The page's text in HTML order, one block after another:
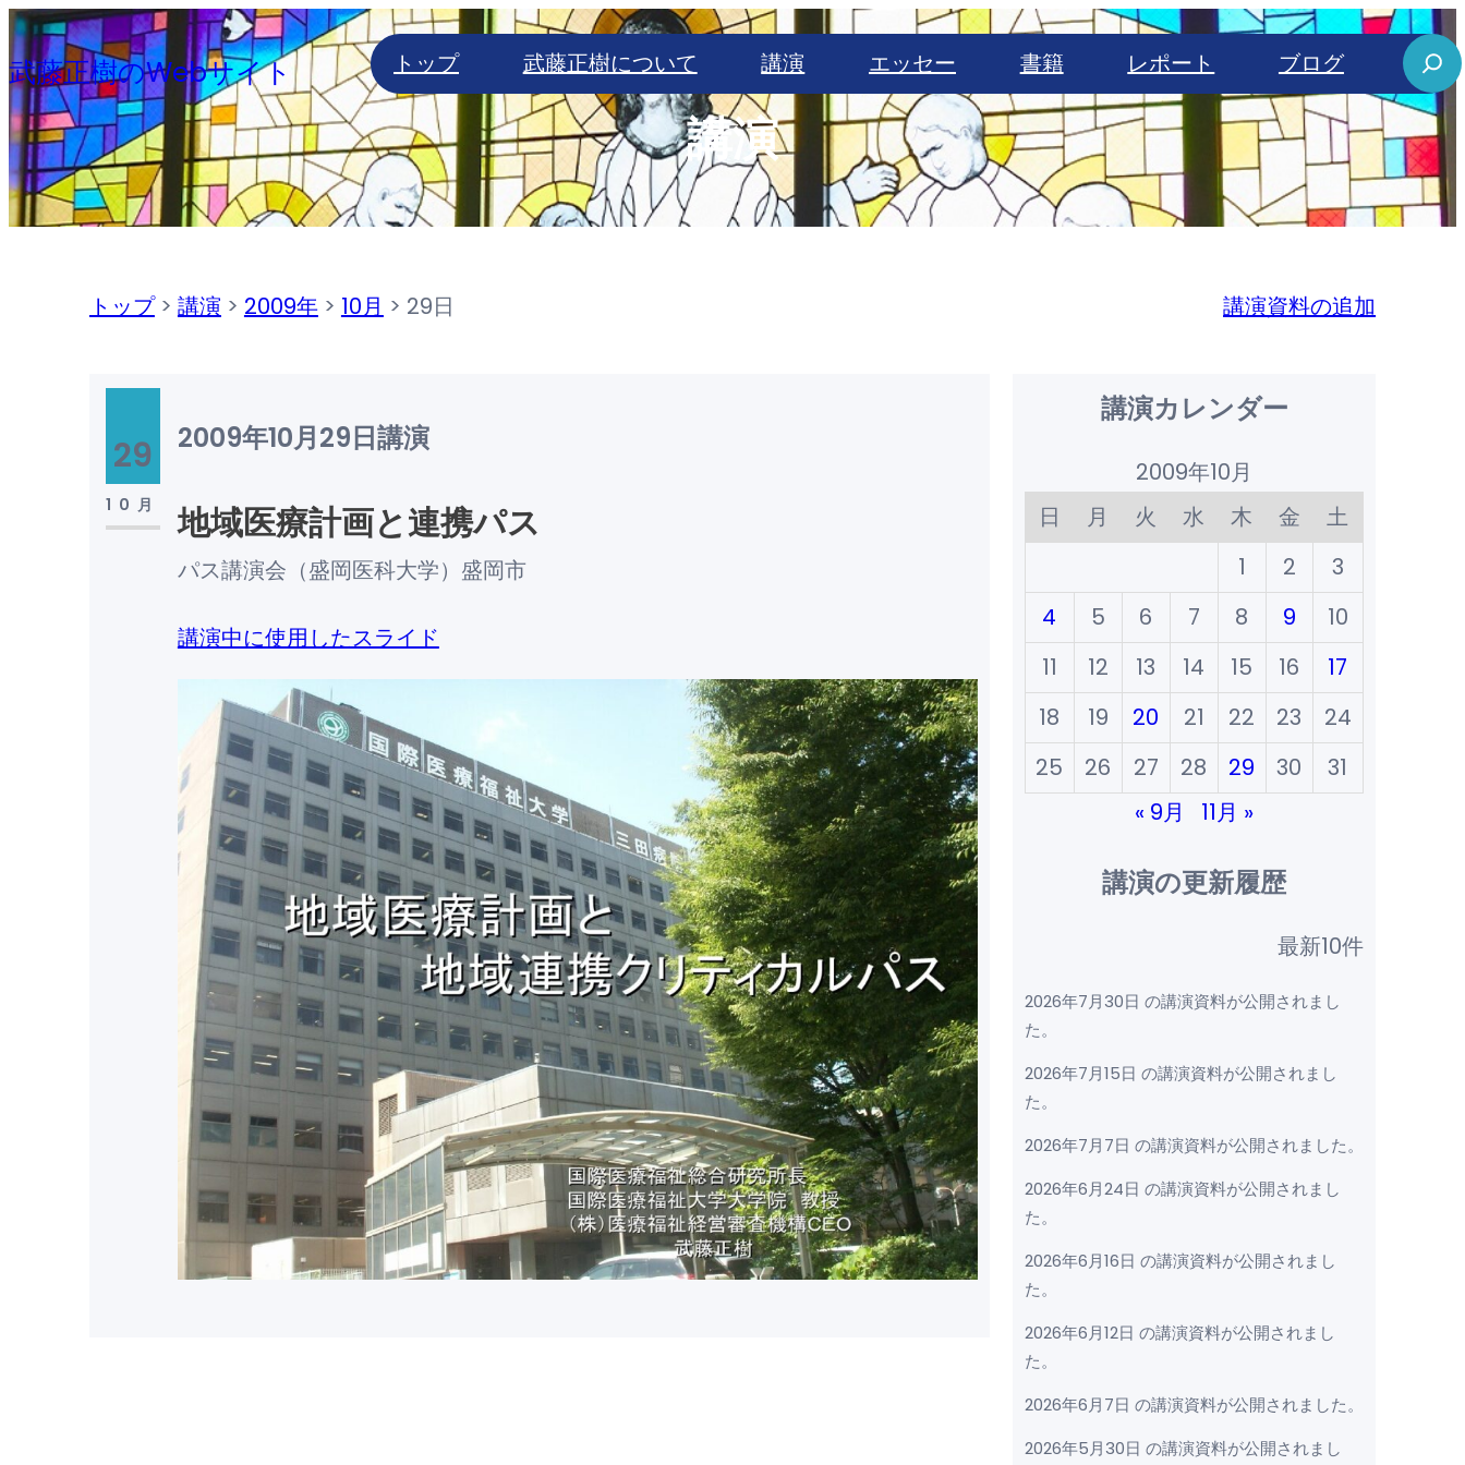
内
容
を
ス
キ
ッ
武藤正樹のWebサイト トップ 武藤正樹について 講演 エッセー 書籍 レポート ブログ
S
e
a
r
c
講演
トップ> 講演 > 2009年> 10月 > 29日 講演資料の追加
29
10月
2009年10月29日講演
地域医療計画と連携パス
パス講演会（盛岡医科大学）盛岡市
講演中に使用したスライド
講演カレンダー
2009年10月
日
月 火 水 木 金
土
1
2
3
4
5 6 7 8 9
10
11
12 13 14 15 16
17
18
19 20 21 22 23
24
25
26 27 28 29 30
31
« 9月
11月 »
講演の更新履歴
最新10件
2026年7月30日 の講演資料が公開されまし
た。
2026年7月15日 の講演資料が公開されまし
た。
2026年7月7日 の講演資料が公開されました。
2026年6月24日 の講演資料が公開されまし
た。
2026年6月16日 の講演資料が公開されまし
た。
2026年6月12日 の講演資料が公開されまし
た。
2026年6月7日 の講演資料が公開されました。
2026年5月30日 の講演資料が公開されまし